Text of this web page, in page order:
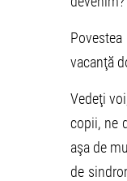
vacanţă
Vedeţi
copii, ne
aşa de
de